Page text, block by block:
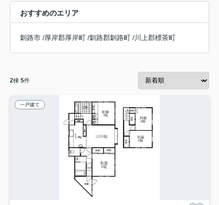
おすすめのエリア
釧路市 /厚岸郡厚岸町 /釧路郡釧路町 /川上郡標茶町
2棟 5件
一戸建て